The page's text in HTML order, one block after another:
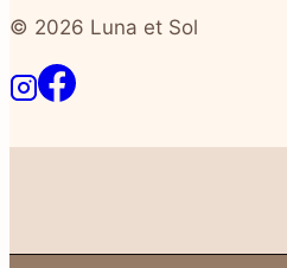
© 2026 Luna et Sol